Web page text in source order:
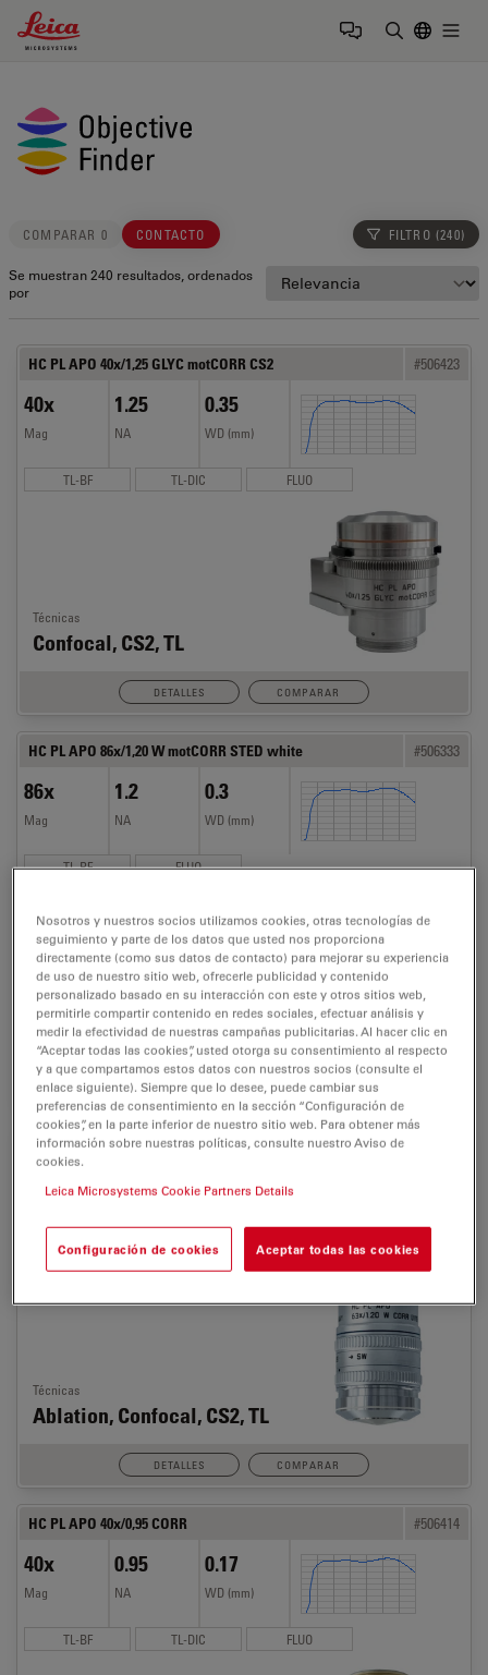
Leica Microsystems Logo
Se muestran 240 resultados, ordenados
por
COMPARAR 0 CONTACTO FILTRO (240)
HC PL APO 40x/1,25 GLYC motCORR CS2 #506423
40x
Mag
1.25
NA
0.35
WD (mm)
TL-BF TL-DIC FLUO
Técnicas
Confocal, CS2, TL
DETALLES COMPARAR
HC PL APO 86x/1,20 W motCORR STED white #506333
86x
Mag
1.2
NA
0.3
WD (mm)
TL-BF FLUO
Técnicas
Confocal, CS2, MP, STED,
TL
HC PL APO 63x1,2 W CORR UVIS CS2
TL-BF TL-DIC TL-IMC FLUO
Técnicas
Ablation, Confocal, CS2, TL
DETALLES COMPARAR
HC PL APO 40x/0,95 CORR #506414
40x
Mag
0.95
NA
0.17
WD (mm)
TL-BF TL-DIC FLUO
Nosotros y nuestros socios utilizamos cookies, otras tecnologías de
seguimiento y parte de los datos que usted nos proporciona
directamente (como sus datos de contacto) para mejorar su experiencia
de uso de nuestro sitio web, ofrecerle publicidad y contenido
personalizado basado en su interacción con este y otros sitios web,
permitirle compartir contenido en redes sociales, efectuar análisis y
medir la efectividad de nuestras campañas publicitarias. Al hacer clic en
“Aceptar todas las cookies”, usted otorga su consentimiento al respecto
y a que compartamos estos datos con nuestros socios (consulte el
enlace siguiente). Siempre que lo desee, puede cambiar sus
preferencias de consentimiento en la sección “Configuración de
cookies”, en la parte inferior de nuestro sitio web. Para obtener más
información sobre nuestras políticas, consulte nuestro Aviso de
cookies.
Leica Microsystems Cookie Partners Details
Configuración de cookies Aceptar todas las cookies